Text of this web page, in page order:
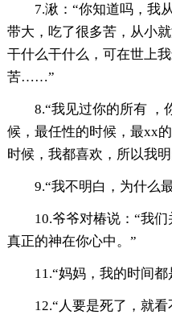
7.湫：“你知道吗，我
带大，吃了很多苦，从小
干什么干什么，可在世上
苦……”
8.“我见过你的所有 ，
候，最任性的时候，最xx
时候，我都喜欢，所以我
9.“我不明白，为什么
10.爷爷对椿说：“我
真正的神在你心中。”
11.“妈妈，我的时间都
12.“人要是死了，就